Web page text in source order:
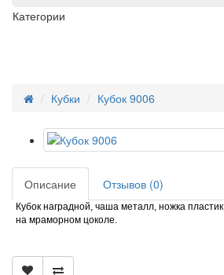
Категории
Кубки Кубок 9006
Описание Отзывов (0)
Кубок наградной, чаша металл, ножка пластик
на мраморном цоколе.